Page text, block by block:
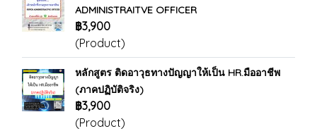
ADMINISTRAITVE OFFICER
฿3,900
(Product)
หลักสูตร ติดอาวุธทางปัญญาให้เป็น HR.มืออาชีพ
(ภาคปฏิบัติจริง)
฿3,900
(Product)